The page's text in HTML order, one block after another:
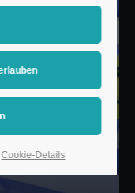
Cookie-Details